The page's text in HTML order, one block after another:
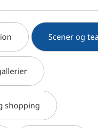
Scener og
shopping